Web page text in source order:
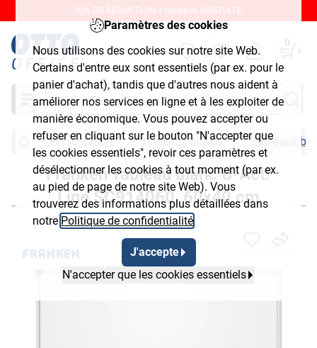
Paramètres des cookies
Nous utilisons des cookies sur notre site Web.
Certains d'entre eux sont essentiels (par ex. pour le
panier d'achat), tandis que d'autres nous aident à
améliorer nos services en ligne et à les exploiter de
manière économique. Vous pouvez accepter ou
refuser en cliquant sur le bouton "N'accepter que
les cookies essentiels", revoir ces paramètres et
désélectionner les cookies à tout moment (par ex.
au pied de page de notre site Web). Vous
trouverez des informations plus détaillées dans
notre Politique de confidentialité
J'accepte
N'accepter que les cookies essentiels
20% DE RÉDUCTION + livraison GRATUITE.
0
Chercher
Présentation Tableaux blancs Tableaux
Franken Tableau blanc U-Act!
Line SC914060, 60x40 cm